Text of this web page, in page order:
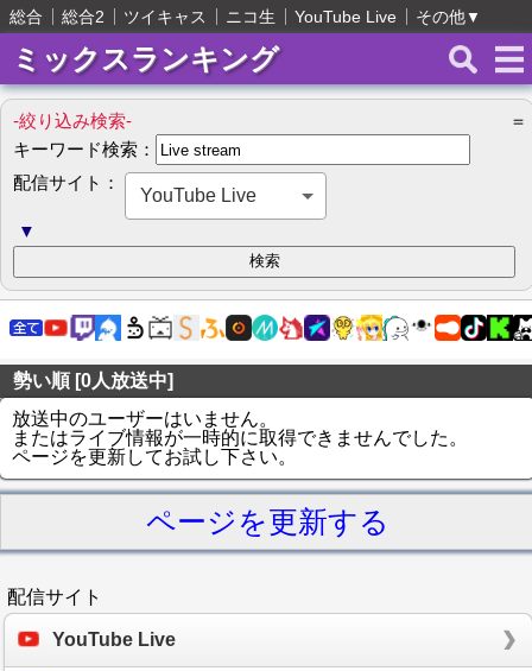
総合 総合2 ツイキャス ニコ生 YouTube Live その他▼
ミックスランキング
-絞り込み検索-
＝
キーワード検索：
配信サイト：
YouTube Live
▼
勢い順 [0人放送中]
放送中のユーザーはいません。
またはライブ情報が一時的に取得できませんでした。
ページを更新してお試し下さい。
ページを更新する
配信サイト
YouTube Live